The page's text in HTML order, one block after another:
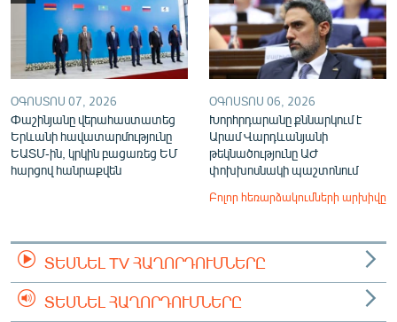
ՕԳՈՍՏՈՍ 07, 2026
Փաշինյանը վերահաստատեց
Երևանի հավատարմությունը
ԵԱՏՄ-ին, կրկին բացառեց ԵՄ
հարցով հանրաքվեն
ՕԳՈՍՏՈՍ 06, 2026
Խորհրդարանը քննարկում է
Արամ Վարդևանյանի
թեկնածությունը ԱԺ
փոխխոսնակի պաշտոնում
Բոլոր հեռարձակումների արխիվը
ՏԵՍՆԵԼ TV ՀԱՂՈՐԴՈՒՄՆԵՐԸ
ՏԵՍՆԵԼ ՀԱՂՈՐԴՈՒՄՆԵՐԸ